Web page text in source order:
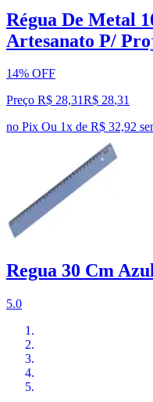
Régua De Metal
Artesanato P/
14% OFF
Preço R$ 28,31R$ 28,31
no Pix Ou 1x de R$ 32,92
Regua 30 Cm
5.0